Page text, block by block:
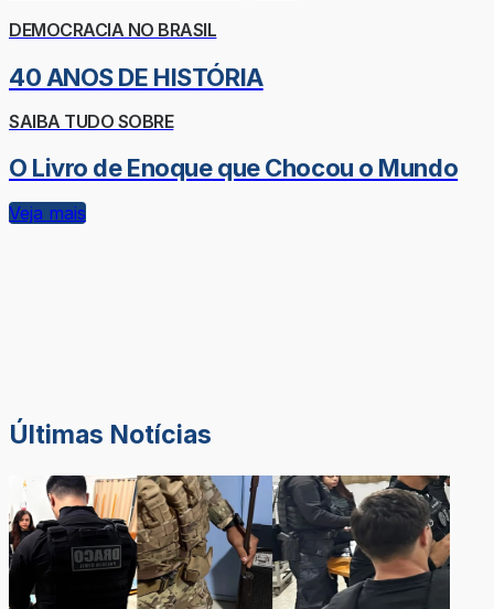
DEMOCRACIA NO BRASIL
40 ANOS DE HISTÓRIA
SAIBA TUDO SOBRE
O Livro de Enoque que Chocou o Mundo
Veja mais
Últimas Notícias